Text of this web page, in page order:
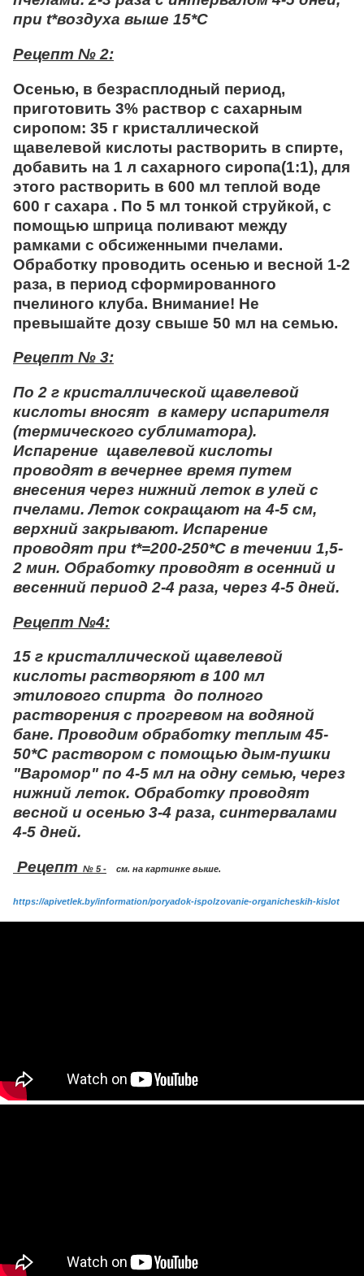
при t*воздуха выше 15*C
Рецепт № 2:
Осенью, в безрасплодный период,
приготовить 3% раствор с сахарным
сиропом: 35 г кристаллической
щавелевой кислоты растворить в спирте,
добавить на 1 л сахарного сиропа(1:1), для
этого растворить в 600 мл теплой воде
600 г сахара . По 5 мл тонкой струйкой, с
помощью шприца поливают между
рамками с обсиженными пчелами.
Обработку проводить осенью и весной 1-2
раза, в период сформированного
пчелиного клуба. Внимание! Не
превышайте дозу свыше 50 мл на семью.
Рецепт № 3:
По 2 г кристаллической щавелевой
кислоты вносят в камеру испарителя
(термического сублиматора).
Испарение щавелевой кислоты
проводят в вечернее время путем
внесения через нижний леток в улей с
пчелами. Леток сокращают на 4-5 см,
верхний закрывают. Испарение
проводят при t*=200-250*C в течении 1,5-
2 мин. Обработку проводят в осенний и
весенний период 2-4 раза, через 4-5 дней.
Рецепт №4:
15 г кристаллической щавелевой
кислоты растворяют в 100 мл
этилового спирта до полного
растворения с прогревом на водяной
бане. Проводим обработку теплым 45-
50*C раствором с помощью дым-пушки
"Варомор" по 4-5 мл на одну семью, через
нижний леток. Обработку проводят
весной и осенью 3-4 раза, синтервалами
4-5 дней.
Рецепт № 5 - см. на картинке выше.
https://apivetlek.by/information/poryadok-ispolzovanie-organicheskih-kislot